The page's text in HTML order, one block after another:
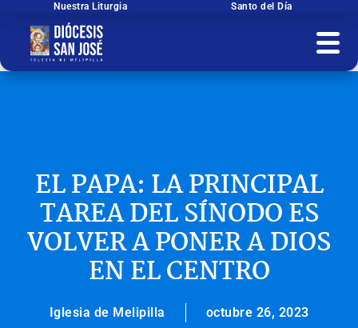
contenido
Nuestra Liturgia Santo del Día
EL PAPA: LA PRINCIPAL
TAREA DEL SÍNODO ES
VOLVER A PONER A DIOS
EN EL CENTRO
Iglesia de Melipilla octubre 26, 2023